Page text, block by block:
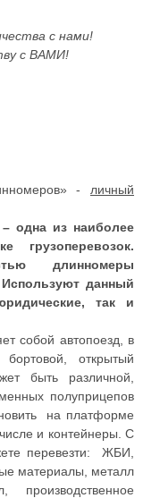
с нами!
с ВАМИ!
- личный
одна из наиболее
длинномеры
данный
так и
собой автопоезд, в
открытый
быть различной,
полуприцепов
на платформе
и контейнеры. С
перевезти: ЖБИ,
материалы, металл
производственное